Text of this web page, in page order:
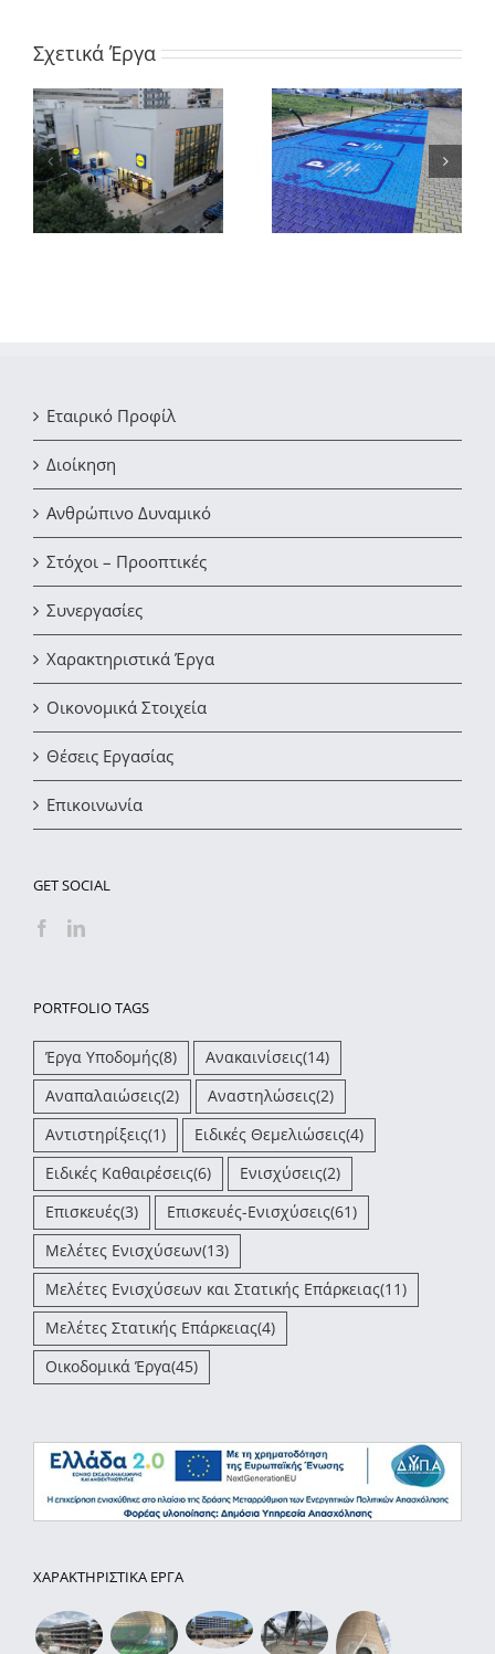
Σχετικά Έργα
Επεκτάσεις
supermarket για τη
δημιουργία
εγκαταστάσεων
ανακύκλωσης
Κατασκευή
μεταλλικού κτιρίου
στο Αλιβέρι Ευβοίας
Εταιρικό Προφίλ
Διοίκηση
Ανθρώπινο Δυναμικό
Στόχοι – Προοπτικές
Συνεργασίες
Χαρακτηριστικά Έργα
Οικονομικά Στοιχεία
Θέσεις Εργασίας
Επικοινωνία
GET SOCIAL
PORTFOLIO TAGS
Έργα Υποδομής(8) Ανακαινίσεις(14)
Αναπαλαιώσεις(2) Αναστηλώσεις(2)
Αντιστηρίξεις(1) Ειδικές Θεμελιώσεις(4)
Ειδικές Καθαιρέσεις(6) Ενισχύσεις(2)
Επισκευές(3) Επισκευές-Ενισχύσεις(61)
Μελέτες Ενισχύσεων(13)
Μελέτες Ενισχύσεων και Στατικής Επάρκειας(11)
Μελέτες Στατικής Επάρκειας(4)
Οικοδομικά Έργα(45)
ΧΑΡΑΚΤΗΡΙΣΤΙΚΑ ΕΡΓΑ